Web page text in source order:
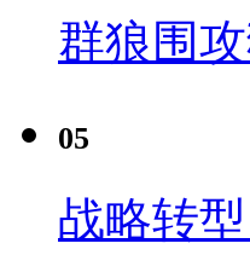
群狼围
05
战略转